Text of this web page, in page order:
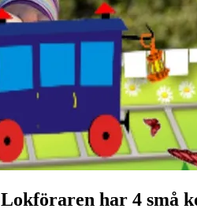
Lokföraren har 4 små